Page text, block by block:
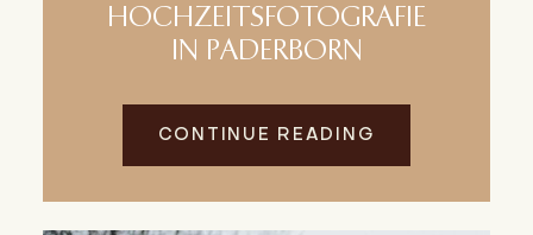
HOCHZEITSFOTOGRAFIE
IN PADERBORN
CONTINUE READING